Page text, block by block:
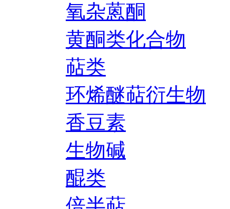
氧杂蒽酮
黄酮类化合物
萜类
环烯醚萜衍生物
香豆素
生物碱
醌类